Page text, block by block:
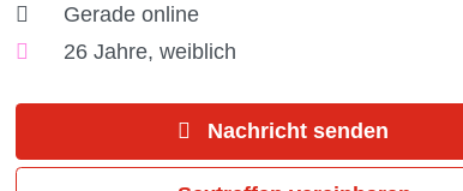
Gerade online
26 Jahre, weiblich
Nachricht senden